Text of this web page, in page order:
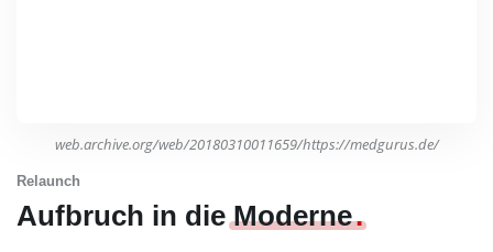
web.archive.org/web/20180310011659/https://medgurus.de/
Relaunch
Aufbruch in dieModerne